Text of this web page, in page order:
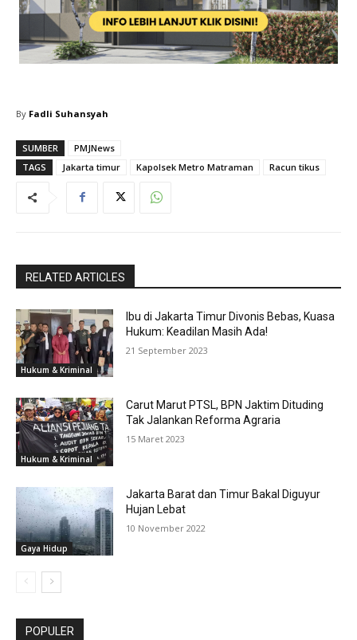
By Fadli Suhansyah
SUMBER
PMJNews
TAGS
Jakarta timur Kapolsek Metro Matraman Racun tikus
RELATED ARTICLES
Hukum & Kriminal
Ibu di Jakarta Timur Divonis Bebas, Kuasa
Hukum: Keadilan Masih Ada!
21 September 2023
Hukum & Kriminal
Carut Marut PTSL, BPN Jaktim Dituding
Tak Jalankan Reforma Agraria
15 Maret 2023
Gaya Hidup
Jakarta Barat dan Timur Bakal Diguyur
Hujan Lebat
10 November 2022
POPULER